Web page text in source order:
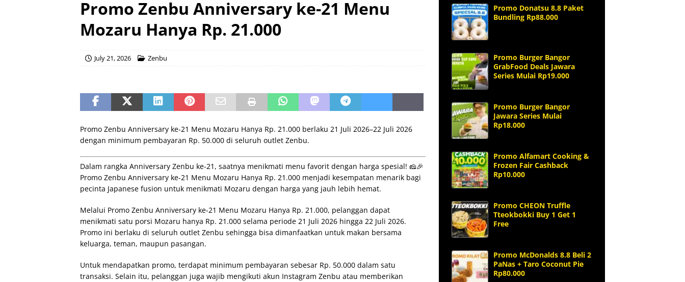
Promo Zenbu Anniversary ke-21 Menu
Mozaru Hanya Rp. 21.000
July 21, 2026 Zenbu
Promo Zenbu Anniversary ke-21 Menu Mozaru Hanya Rp. 21.000 berlaku 21 Juli 2026–22 Juli 2026
dengan minimum pembayaran Rp. 50.000 di seluruh outlet Zenbu.
Dalam rangka Anniversary Zenbu ke-21, saatnya menikmati menu favorit dengan harga spesial! 🧀🎉
Promo Zenbu Anniversary ke-21 Menu Mozaru Hanya Rp. 21.000 menjadi kesempatan menarik bagi
pecinta Japanese fusion untuk menikmati Mozaru dengan harga yang jauh lebih hemat.
Melalui Promo Zenbu Anniversary ke-21 Menu Mozaru Hanya Rp. 21.000, pelanggan dapat
menikmati satu porsi Mozaru hanya Rp. 21.000 selama periode 21 Juli 2026 hingga 22 Juli 2026.
Promo ini berlaku di seluruh outlet Zenbu sehingga bisa dimanfaatkan untuk makan bersama
keluarga, teman, maupun pasangan.
Untuk mendapatkan promo, terdapat minimum pembayaran sebesar Rp. 50.000 dalam satu
transaksi. Selain itu, pelanggan juga wajib mengikuti akun Instagram Zenbu atau memberikan
Promo Donatsu 8.8 Paket
Bundling Rp88.000
Promo Burger Bangor
GrabFood Deals Jawara
Series Mulai Rp19.000
Promo Burger Bangor
Jawara Series Mulai
Rp18.000
Promo Alfamart Cooking &
Frozen Fair Cashback
Rp10.000
Promo CHEON Truffle
Tteokbokki Buy 1 Get 1
Free
Promo McDonalds 8.8 Beli 2
PaNas + Taro Coconut Pie
Rp80.000